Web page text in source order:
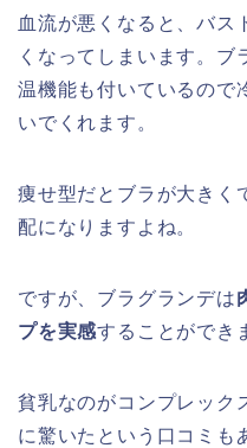
血流が悪くなると、バス
くなってしまいます。ブ
温機能も付いているので
いでくれます。
痩せ型だとブラが大きく
配になりますよね。
ですが、ブラグランデは
プを実感することができ
貧乳なのがコンプレック
に驚いたという口コミも